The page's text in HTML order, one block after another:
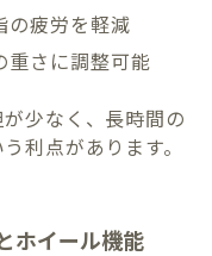
の疲労を軽減
重さに調整可能
少なく、長時間の
利点があります。
ホイール機能